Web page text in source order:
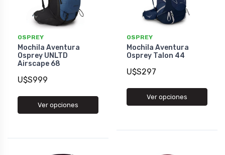
OSPREY
Mochila Aventura
Osprey UNLTD
Airscape 68
U$S999
Ver opciones
OSPREY
Mochila Aventura
Osprey Talon 44
U$S297
Ver opciones